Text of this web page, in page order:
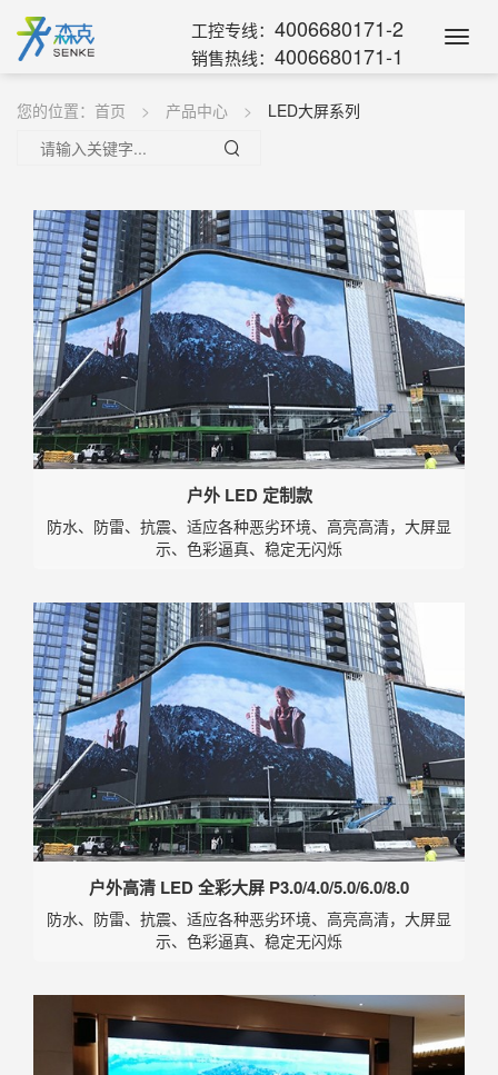
工控专线： 4006680171-2
销售热线： 4006680171-1
您的位置： 首页 产品中心 LED大屏系列
户外 LED 定制款
防水、防雷、抗震、适应各种恶劣环境、高亮高清，大屏显
示、色彩逼真、稳定无闪烁
户外高清 LED 全彩大屏 P3.0/4.0/5.0/6.0/8.0
防水、防雷、抗震、适应各种恶劣环境、高亮高清，大屏显
示、色彩逼真、稳定无闪烁